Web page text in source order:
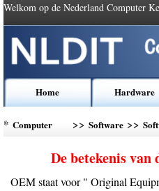
Welkom op de Nederland Computer
Home Hardware
* Computer
>>Software >>
De betekenis
OEM staat voor " Original